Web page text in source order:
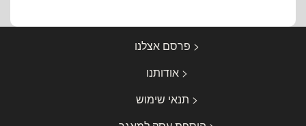
< פרסם אצלנו
< אודותנו
< תנאי שימוש